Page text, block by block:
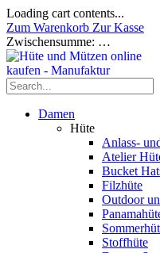
Loading cart contents...
Zum Warenkorb Zur Kasse
Zwischensumme: …
Damen
Hüte
Anlass-
Atelier
Bucket
Filzhüte
Outdoor
Stoffhüte